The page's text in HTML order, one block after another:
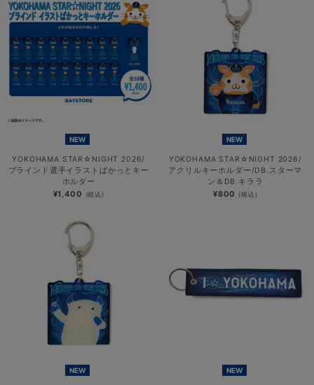
NEW
YOKOHAMA STAR☆NIGHT 2026/
ブラインド選手イラストぱかっとキー
ホルダー
¥1,400 (税込)
NEW
YOKOHAMA STAR☆NIGHT 2026/
アクリルキーホルダー/DB.スターマ
ン＆DB.キララ
¥800 (税込)
NEW NEW